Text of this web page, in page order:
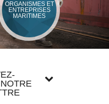
ORGANISMES ET
ENTREPRISES
MARITIMES